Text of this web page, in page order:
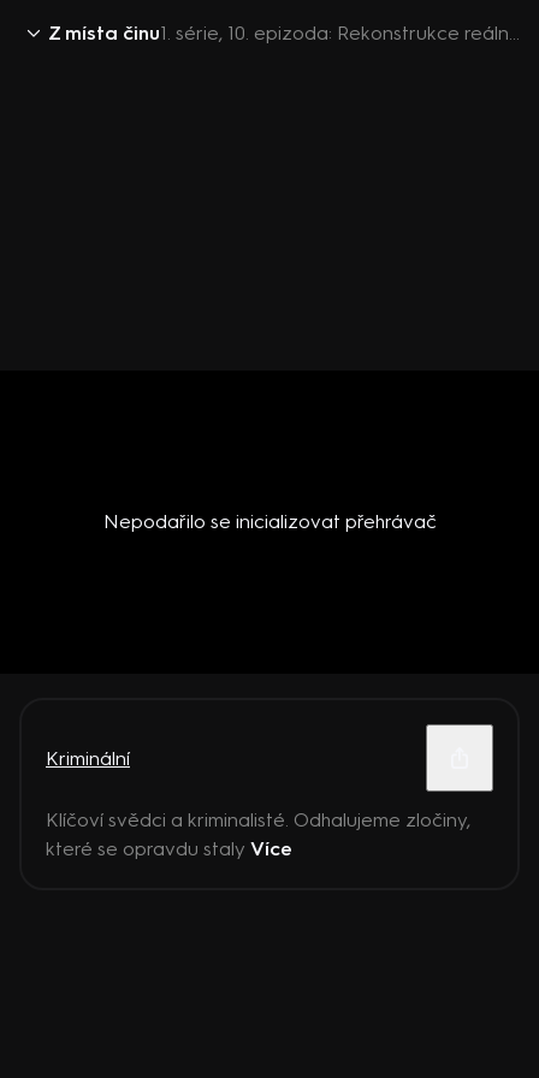
Z místa činu 1. série, 10. epizoda: Rekonstrukce reálných případů
Nepodařilo se inicializovat přehrávač
Kriminální
Klíčoví svědci a kriminalisté. Odhalujeme zločiny,
které se opravdu staly Více